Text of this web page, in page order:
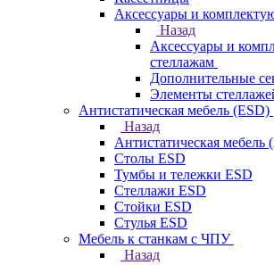
Аксесcуары и
Назад
Аксесcуары и
стеллажам
Дополнительные
Элементы
Антистатическая мебель (ESD)
Назад
Антистатическая мебель
Столы ESD
Тумбы и тележки ESD
Стеллажи ESD
Стойки ESD
Стулья ESD
Мебель к станкам с ЧПУ
Назад